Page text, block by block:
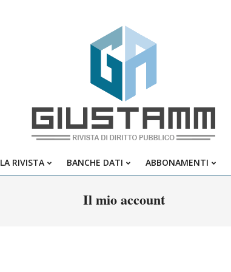
Giustamm
Primary
Menu
LA RIVISTA BANCHE DATI ABBONAMENTI
Il mio account